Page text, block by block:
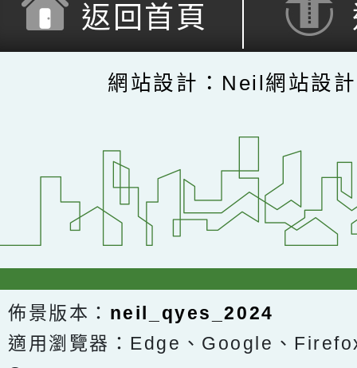
返回首頁
網站設計：Neil網站設
佈景版本： neil_qyes_2024
適用瀏覽器：Edge、Google、